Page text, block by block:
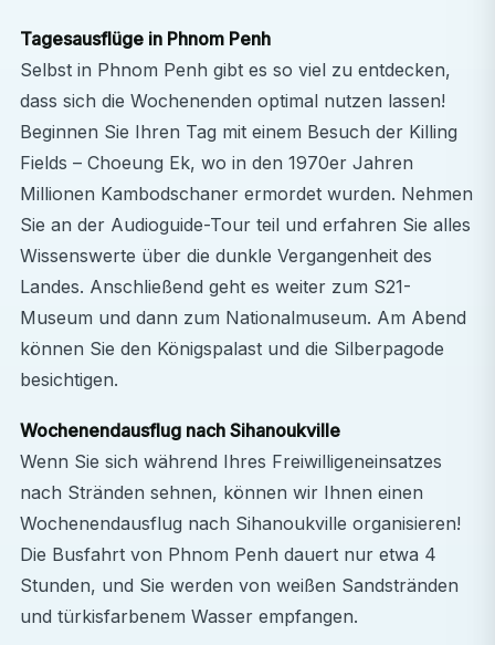
Tagesausflüge in Phnom Penh
Selbst in Phnom Penh gibt es so viel zu entdecken,
dass sich die Wochenenden optimal nutzen lassen!
Beginnen Sie Ihren Tag mit einem Besuch der Killing
Fields – Choeung Ek, wo in den 1970er Jahren
Millionen Kambodschaner ermordet wurden. Nehmen
Sie an der Audioguide-Tour teil und erfahren Sie alles
Wissenswerte über die dunkle Vergangenheit des
Landes. Anschließend geht es weiter zum S21-
Museum und dann zum Nationalmuseum. Am Abend
können Sie den Königspalast und die Silberpagode
besichtigen.
Wochenendausflug nach Sihanoukville
Wenn Sie sich während Ihres Freiwilligeneinsatzes
nach Stränden sehnen, können wir Ihnen einen
Wochenendausflug nach Sihanoukville organisieren!
Die Busfahrt von Phnom Penh dauert nur etwa 4
Stunden, und Sie werden von weißen Sandstränden
und türkisfarbenem Wasser empfangen.